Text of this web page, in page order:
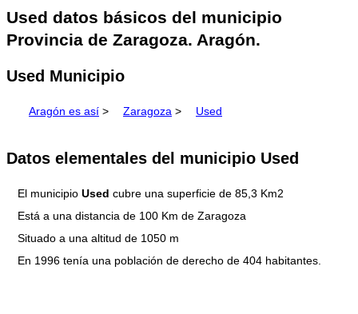
Used datos básicos del municipio
Provincia de Zaragoza. Aragón.
Used Municipio
Aragón es así > Zaragoza > Used
Datos elementales del municipio Used
El municipio Used cubre una superficie de 85,3 Km2
Está a una distancia de 100 Km de Zaragoza
Situado a una altitud de 1050 m
En 1996 tenía una población de derecho de 404 habitantes.